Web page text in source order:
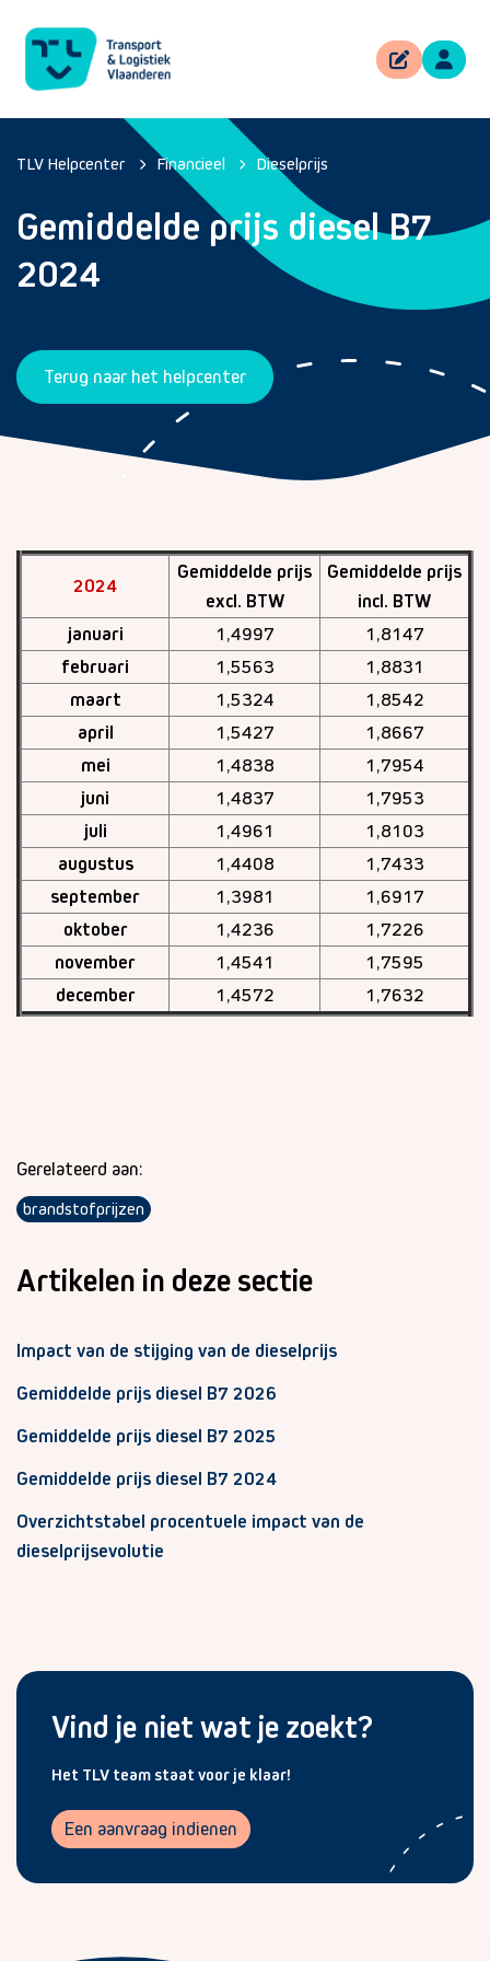
TLV Helpcenter Financieel Dieselprijs
Gemiddelde prijs diesel B7
2024
Terug naar het helpcenter
2024
Gemiddelde prijs
excl. BTW
Gemiddelde prijs
incl. BTW
januari
1,4997 1,8147
februari 1,5563 1,8831
maart 1,5324 1,8542
april 1,5427 1,8667
mei 1,4838 1,7954
juni 1,4837 1,7953
juli 1,4961 1,8103
augustus 1,4408 1,7433
september 1,3981 1,6917
oktober 1,4236 1,7226
november 1,4541 1,7595
december 1,4572 1,7632
Gerelateerd aan:
brandstofprijzen
Artikelen in deze sectie
Impact van de stijging van de dieselprijs
Gemiddelde prijs diesel B7 2026
Gemiddelde prijs diesel B7 2025
Gemiddelde prijs diesel B7 2024
Overzichtstabel procentuele impact van de
dieselprijsevolutie
Vind je niet wat je zoekt?
Het TLV team staat voor je klaar!
Een aanvraag indienen